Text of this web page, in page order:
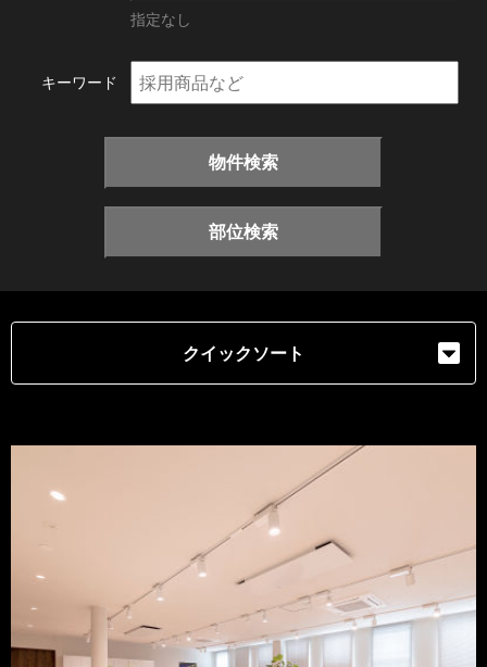
指定なし
キーワード
物件検索
部位検索
クイックソート